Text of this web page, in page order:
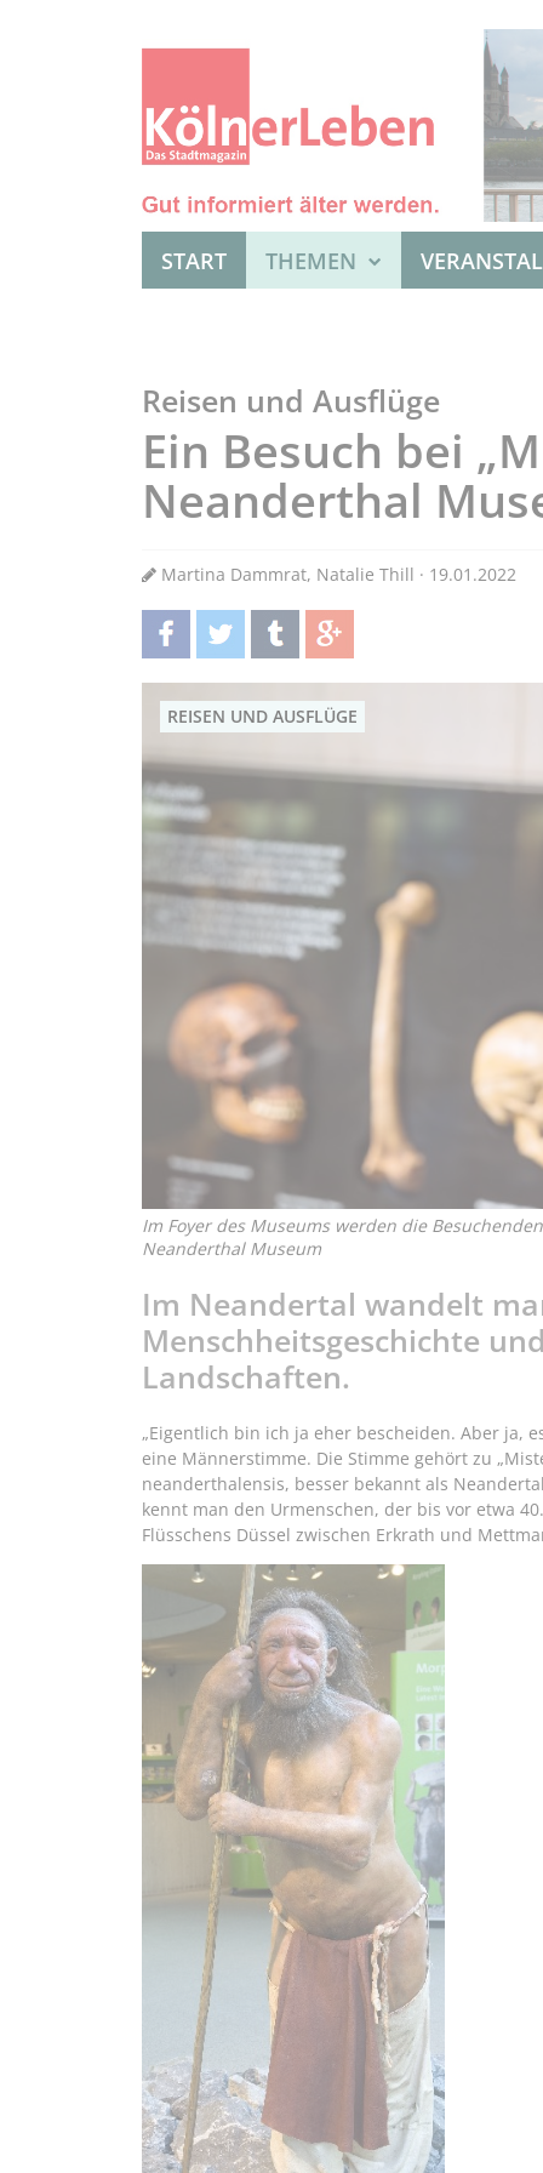
START THEMEN
Reisen und Ausflüge
Ein Besuch bei
Neanderthal
Martina Dammrat, Natalie Thill · 19.01.2022
teilentwittern teilen teilen
REISEN UND AUSFLÜGE
Im Foyer des Museums werden die
Neanderthal Museum
Im Neandertal wandelt
Menschheitsgeschichte
Landschaften.
„Eigentlich bin ich ja eher bescheiden. Aber ja,
eine Männerstimme. Die Stimme gehört zu
neanderthalensis, besser bekannt als
kennt man den Urmenschen, der bis vor etwa
Flüsschens Düssel zwischen Erkrath und